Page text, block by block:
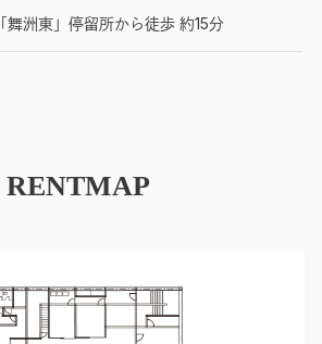
「舞洲東」停留所から徒歩 約15分
RENTMAP